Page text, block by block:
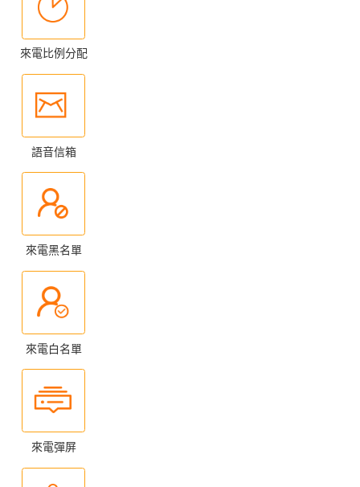
來電比例分配
語音信箱
來電黑名單
來電白名單
來電彈屏